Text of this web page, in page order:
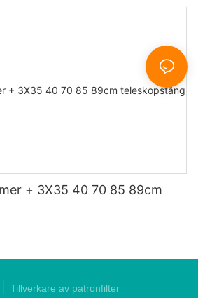
+ 3X35 40 70 85 89cm
Tillverkare av patronfilter